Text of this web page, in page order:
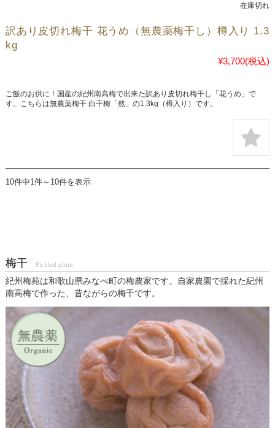
在庫切れ
訳あり皮切れ梅干 花うめ（無農薬梅干し）樽入り 1.3
kg
¥3,700(税込)
ご飯のお供に！国産の紀州南高梅で出来た訳あり皮切れ梅干し「花うめ」で
す。こちらは無農薬梅干 白干梅「然」の1.3kg（樽入り）です。
10件中1件～10件を表示
梅干 Pickled plum
紀州梅苑は和歌山県みなべ町の梅農家です。自家農園で採れた紀州
南高梅で作った、昔ながらの梅干です。